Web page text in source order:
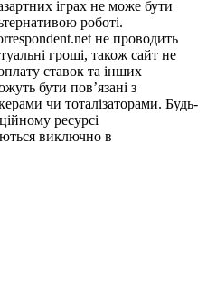
іграх не може бути
роботі.
не проводить
гроші, також сайт не
ставок та інших
бути пов’язані з
чи тоталізаторами. Будь-
ресурсі
виключно в